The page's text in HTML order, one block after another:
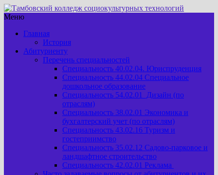
Меню
Главная
История
Абитуриенту
Перечень специальностей
Специальность 40.02.04. Юриспруденция
Специальность 44.02.04 Специальное
дошкольное образование
Специальность 54.02.01 Дизайн (по
отраслям)
Специальность 38.02.01 Экономика и
бухгалтерский учет (по отраслям)
Специальность 43.02.16 Туризм и
гостеприимство
Специальность 35.02.12 Садово-парковое и
ландшафтное строительство
Специальность 42.02.01 Реклама